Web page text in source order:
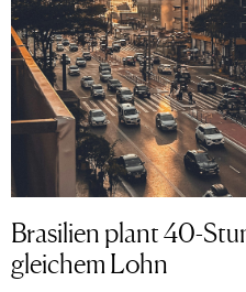
Brasilien plant 40-
gleichem Lohn